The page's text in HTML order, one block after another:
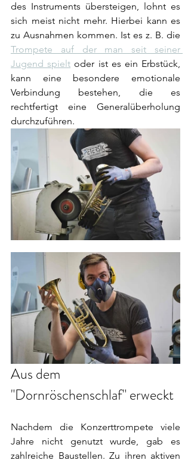
des Instruments übersteigen, lohnt es
sich meist nicht mehr. Hierbei kann es
Trompete auf der man seit seiner
Jugend spielt oder ist es ein Erbstück,
kann eine besondere emotionale
Verbindung bestehen, die es
rechtfertigt eine Generalüberholung
durchzuführen.
Aus dem
"Dornröschenschlaf" erweckt
Nachdem die Konzerttrompete viele
Jahre nicht genutzt wurde, gab es
zahlreiche Baustellen. Zu ihren aktiven